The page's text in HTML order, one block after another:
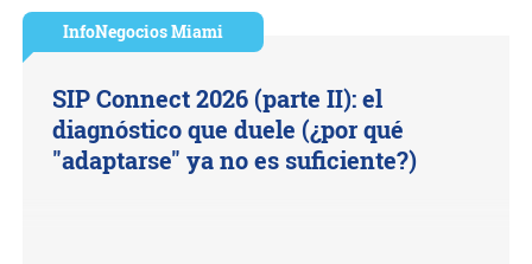
InfoNegocios Miami
SIP Connect 2026 (parte II): el
diagnóstico que duele (¿por qué
"adaptarse" ya no es suficiente?)